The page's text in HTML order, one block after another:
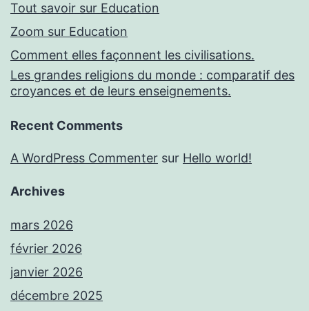
Tout savoir sur Education
Zoom sur Education
Comment elles façonnent les civilisations.
Les grandes religions du monde : comparatif des
croyances et de leurs enseignements.
Recent Comments
A WordPress Commenter sur Hello world!
Archives
mars 2026
février 2026
janvier 2026
décembre 2025